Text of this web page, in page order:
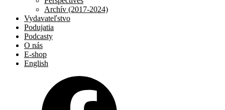
Archív (2017-2024)
Vydavateľstvo
Podujatia
Podcasty
O nás
E-shop
English